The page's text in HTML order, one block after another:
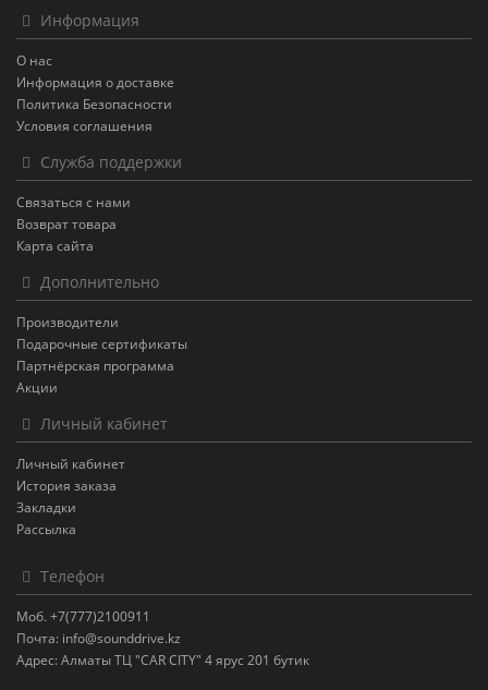
Информация
О нас
Информация о доставке
Политика Безопасности
Условия соглашения
Служба поддержки
Связаться с нами
Возврат товара
Карта сайта
Дополнительно
Производители
Подарочные сертификаты
Партнёрская программа
Акции
Личный кабинет
Личный кабинет
История заказа
Закладки
Рассылка
Телефон
Моб. +7(777)2100911
Почта: info@sounddrive.kz
Адрес: Алматы ТЦ "CAR CITY" 4 ярус 201 бутик